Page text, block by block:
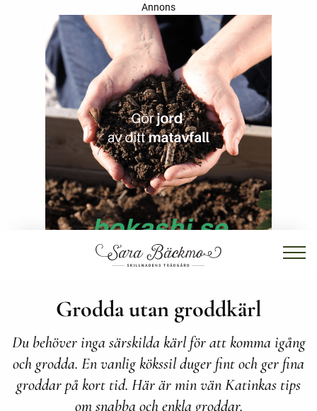
Annons
Grodda utan groddkärl
Du behöver inga särskilda kärl för att komma igång
och grodda. En vanlig kökssil duger fint och ger fina
groddar på kort tid. Här är min vän Katinkas tips
om snabba och enkla groddar.